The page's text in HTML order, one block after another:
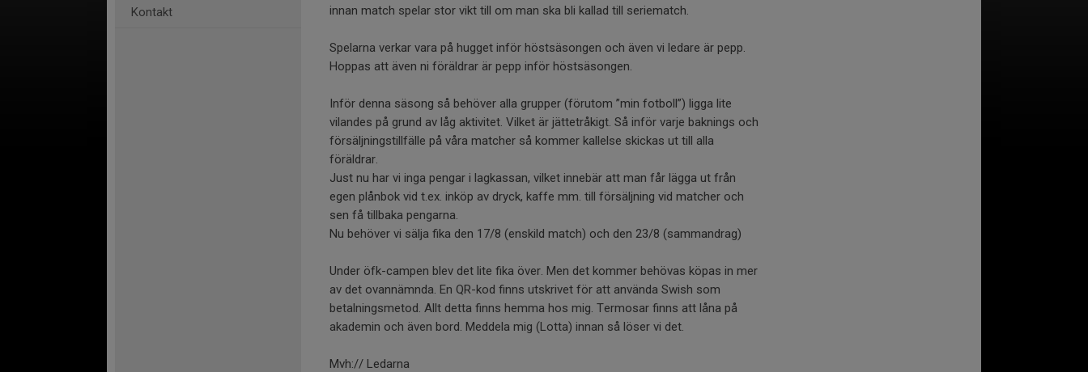
Kontakt
innan match spelar stor vikt till om man ska bli kallad till seriematch.
Spelarna verkar vara på hugget inför höstsäsongen och även vi ledare är pepp.
Hoppas att även ni föräldrar är pepp inför höstsäsongen.
Inför denna säsong så behöver alla grupper (förutom ”min fotboll”) ligga lite
vilandes på grund av låg aktivitet. Vilket är jättetråkigt. Så inför varje baknings och
försäljningstillfälle på våra matcher så kommer kallelse skickas ut till alla
föräldrar.
Just nu har vi inga pengar i lagkassan, vilket innebär att man får lägga ut från
egen plånbok vid t.ex. inköp av dryck, kaffe mm. till försäljning vid matcher och
sen få tillbaka pengarna.
Nu behöver vi sälja fika den 17/8 (enskild match) och den 23/8 (sammandrag)
Under öfk-campen blev det lite fika över. Men det kommer behövas köpas in mer
av det ovannämnda. En QR-kod finns utskrivet för att använda Swish som
betalningsmetod. Allt detta finns hemma hos mig. Termosar finns att låna på
akademin och även bord. Meddela mig (Lotta) innan så löser vi det.
Mvh:// Ledarna